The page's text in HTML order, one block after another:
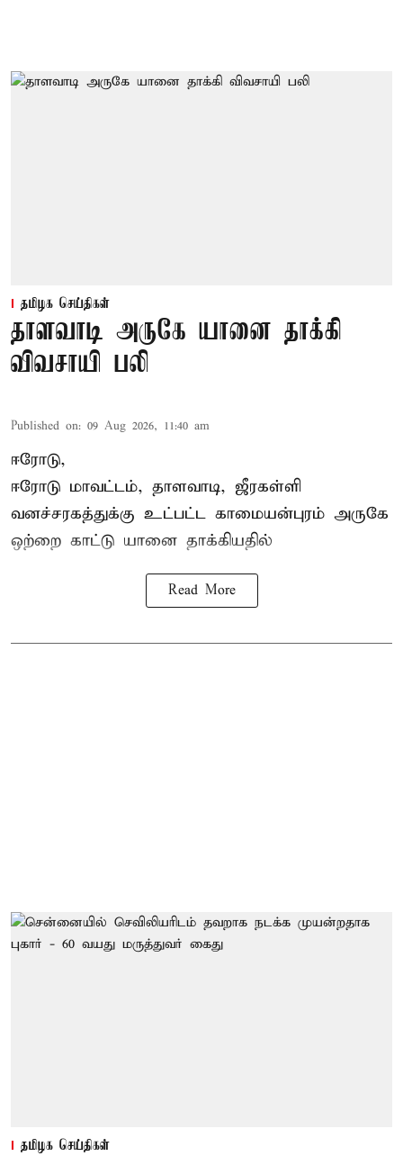
தமிழக செய்திகள்
தாளவாடி அருகே யானை தாக்கி
விவசாயி பலி
Published on: 09 Aug 2026, 11:40 am
ஈரோடு,
ஈரோடு மாவட்டம், தாளவாடி, ஜீரகள்ளி
வனச்சரகத்துக்கு உட்பட்ட காமையன்புரம் அருகே
ஒற்றை காட்டு யானை தாக்கியதில்
Read More
தமிழக செய்திகள்